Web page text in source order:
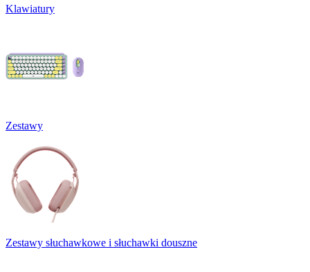
Klawiatury
Zestawy
Zestawy słuchawkowe i słuchawki douszne